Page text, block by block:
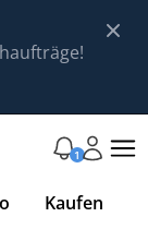
1
Kaufen